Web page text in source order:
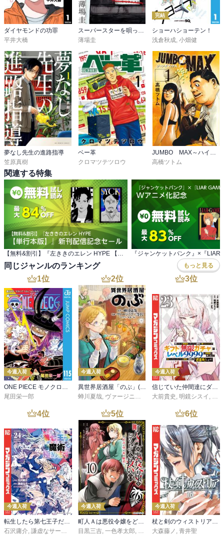
ダイヤモンドの功罪
平井大橋
スーパースターを唄って。
薄場圭
完結
ショーハショーテン！
浅倉秋成, 小畑健
夢なし先生の進路指導
笠原真樹
ベー革
クロマツテツロウ
JUMBO MAX～ハイパーED薬密造人～
高橋ツトム
関連する特集
【無料&割引】『左ききのエレン HYPE 【単行本版】』新刊配信記念セール
同じジャンルのランキング もっと見る
1位
今週入荷
尾田栄一郎
2位
今週入荷
蝉川夏哉 ヴァージニア二等兵 ,転
3位
今週入荷
大前貴史 明鏡シスイ
4位
今週入荷
転生したら第七王子だったので、気ままに魔術を極めます（２４）
石沢庸介, 謙虚なサークル メル。
5位
今週入荷
町人Ａは悪役令嬢をどうしても救いたい ～どぶと空と氷の姫君～１０【電子書店共通特典イラスト付】
目黒三吉, 一色孝太郎, Parum
6位
今週入荷
杖と剣のウィストリア（１６）
大森藤ノ , 青井聖